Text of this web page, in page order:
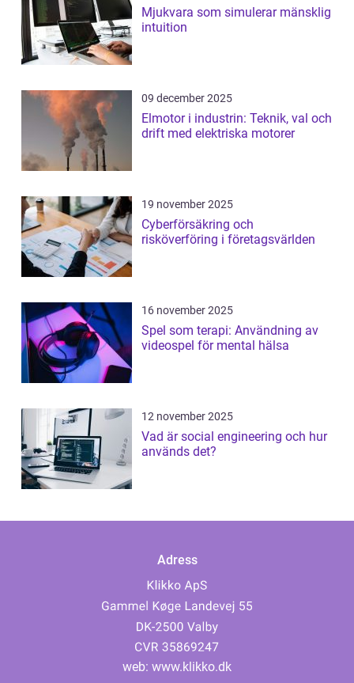
Mjukvara som simulerar mänsklig
intuition
09 december 2025
Elmotor i industrin: Teknik, val och
drift med elektriska motorer
19 november 2025
Cyberförsäkring och
risköverföring i företagsvärlden
16 november 2025
Spel som terapi: Användning av
videospel för mental hälsa
12 november 2025
Vad är social engineering och hur
används det?
Adress
web: www.klikko.dk